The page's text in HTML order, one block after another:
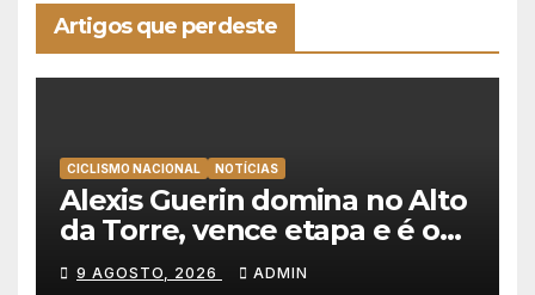
Artigos que perdeste
CICLISMO NACIONAL NOTÍCIAS
Alexis Guerin domina no Alto
da Torre, vence etapa e é o
novo líder da Volta a
9 AGOSTO, 2026 ADMIN